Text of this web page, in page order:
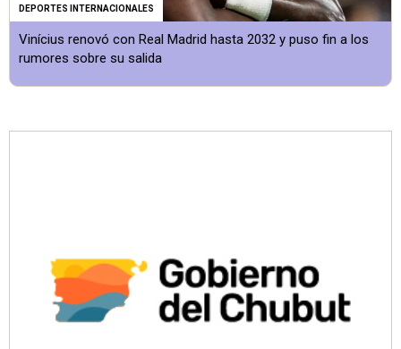
DEPORTES INTERNACIONALES
Vinícius renovó con Real Madrid hasta 2032 y puso fin a los
rumores sobre su salida